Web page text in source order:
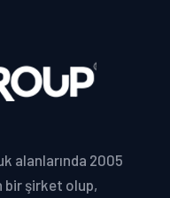
alanlarında 2005
bir şirket olup,